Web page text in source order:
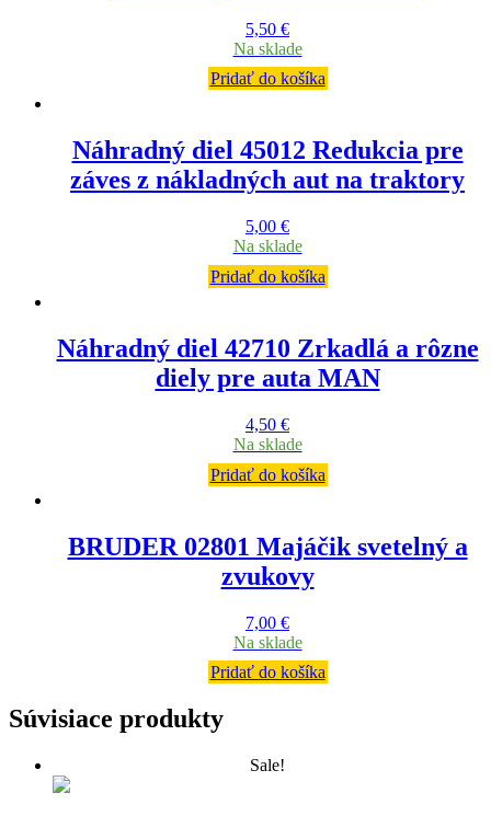
5,50 €
Na sklade
Pridať do košíka
Náhradný diel 45012 Redukcia pre
záves z nákladných aut na traktory
5,00 €
Na sklade
Pridať do košíka
Náhradný diel 42710 Zrkadlá a rôzne
diely pre auta MAN
4,50 €
Na sklade
Pridať do košíka
BRUDER 02801 Majáčik svetelný a
zvukovy
7,00 €
Na sklade
Pridať do košíka
Súvisiace produkty
Sale!